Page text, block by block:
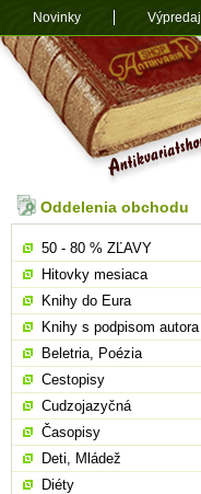
Oddelenia obchodu
50 - 80 % ZĽAVY
Hitovky mesiaca
Knihy do Eura
Knihy s podpisom autora
Beletria, Poézia
Cestopisy
Cudzojazyčná
Časopisy
Deti, Mládež
Diéty
Novinky Výpredaj